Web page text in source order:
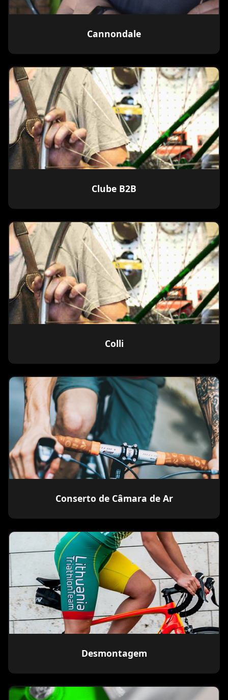
Cannondale
Clube B2B
Colli
Conserto de Câmara de Ar
Desmontagem